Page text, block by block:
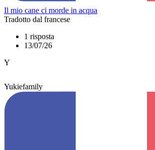
Il mio cane ci morde in acqua
Tradotto dal francese
1 risposta
13/07/26
Y
Yukiefamily